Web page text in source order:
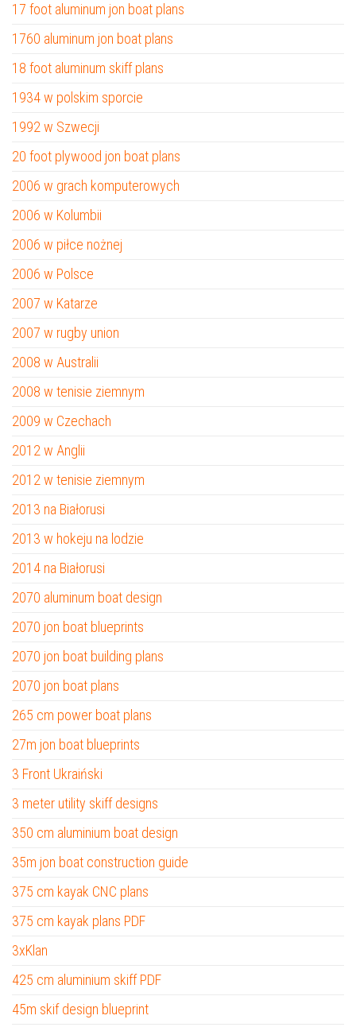
17 foot aluminum jon boat plans
1760 aluminum jon boat plans
18 foot aluminum skiff plans
1934 w polskim sporcie
1992 w Szwecji
20 foot plywood jon boat plans
2006 w grach komputerowych
2006 w Kolumbii
2006 w piłce nożnej
2006 w Polsce
2007 w Katarze
2007 w rugby union
2008 w Australii
2008 w tenisie ziemnym
2009 w Czechach
2012 w Anglii
2012 w tenisie ziemnym
2013 na Białorusi
2013 w hokeju na lodzie
2014 na Białorusi
2070 aluminum boat design
2070 jon boat blueprints
2070 jon boat building plans
2070 jon boat plans
265 cm power boat plans
27m jon boat blueprints
3 Front Ukraiński
3 meter utility skiff designs
350 cm aluminium boat design
35m jon boat construction guide
375 cm kayak CNC plans
375 cm kayak plans PDF
3xKlan
425 cm aluminium skiff PDF
45m skif design blueprint